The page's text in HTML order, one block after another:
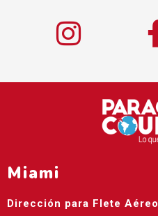
Miami
Dirección para Flete Aéreo